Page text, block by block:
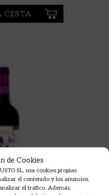
de Cookies
SL, usa cookies propias
el contenido y los anuncios,
el tráfico. Además,